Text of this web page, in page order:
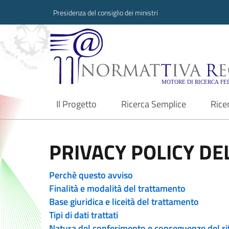
Presidenza del consiglio dei ministri
Normattiva
Il Progetto
current Ricerca Semplice
PRIVACY POLICY
Perchè questo avviso
Finalità e modalità del trattamento
Base giuridica e liceità del trattamento
Tipi di dati trattati